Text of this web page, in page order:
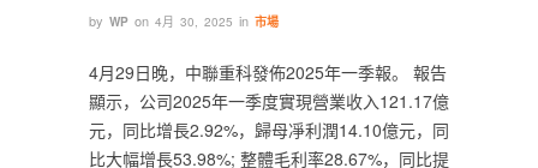
by WP on 4月 30, 2025 in 市場
4月29日晚，中聯重科發佈2025年一季報。 報告
顯示，公司2025年一季度實現營業收入121.17億
元，同比增長2.92%，歸母凈利潤14.10億元，同
比大幅增長53.98%; 整體毛利率28.67%，同比提